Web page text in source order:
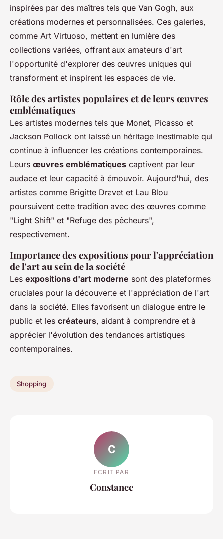
inspirées par des maîtres tels que Van Gogh, aux
créations modernes et personnalisées. Ces galeries,
comme Art Virtuoso, mettent en lumière des
collections variées, offrant aux amateurs d'art
l'opportunité d'explorer des œuvres uniques qui
transforment et inspirent les espaces de vie.
Rôle des artistes populaires et de leurs œuvres
emblématiques
Les artistes modernes tels que Monet, Picasso et
Jackson Pollock ont laissé un héritage inestimable qui
continue à influencer les créations contemporaines.
Leurs œuvres emblématiques captivent par leur
audace et leur capacité à émouvoir. Aujourd'hui, des
artistes comme Brigitte Dravet et Lau Blou
poursuivent cette tradition avec des œuvres comme
"Light Shift" et "Refuge des pêcheurs",
respectivement.
Importance des expositions pour l'appréciation
de l'art au sein de la société
Les expositions d'art moderne sont des plateformes
cruciales pour la découverte et l'appréciation de l'art
dans la société. Elles favorisent un dialogue entre le
public et les créateurs, aidant à comprendre et à
apprécier l'évolution des tendances artistiques
contemporaines.
Shopping
C
ECRIT PAR
Constance